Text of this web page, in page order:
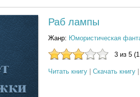
Раб лампы
Жанр: Юмористическая
3 из 5
Читать книгу Скачать книгу